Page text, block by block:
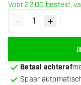
Voor 22:00 besteld,
Verminder
- Verhoog
+
Betaal achteraf
Spaar